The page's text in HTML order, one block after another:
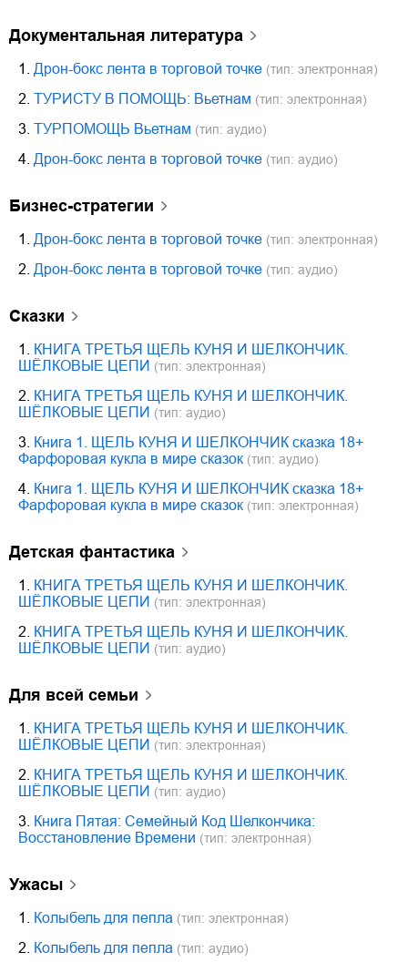
документальная литература
1. Дрон-бокс лента в торговой точке (тип: электронная)
2. ТУРИСТУ В ПОМОЩЬ: Вьетнам (тип: электронная)
3. ТУРПОМОЩЬ Вьетнам (тип: аудио)
4. Дрон-бокс лента в торговой точке (тип: аудио)
бизнес-стратегии
1. Дрон-бокс лента в торговой точке (тип: электронная)
2. Дрон-бокс лента в торговой точке (тип: аудио)
сказки
1.
КНИГА ТРЕТЬЯ ЩЕЛЬ КУНЯ И ШЕЛКОНЧИК.
ШЁЛКОВЫЕ ЦЕПИ (тип: электронная)
2.
КНИГА ТРЕТЬЯ ЩЕЛЬ КУНЯ И ШЕЛКОНЧИК.
ШЁЛКОВЫЕ ЦЕПИ (тип: аудио)
3. Книга 1. ЩЕЛЬ КУНЯ И ШЕЛКОНЧИК сказка 18+
Фарфоровая кукла в мире сказок (тип: аудио)
4. Книга 1. ЩЕЛЬ КУНЯ И ШЕЛКОНЧИК сказка 18+
Фарфоровая кукла в мире сказок (тип: электронная)
детская фантастика
1.
КНИГА ТРЕТЬЯ ЩЕЛЬ КУНЯ И ШЕЛКОНЧИК.
ШЁЛКОВЫЕ ЦЕПИ (тип: электронная)
2.
КНИГА ТРЕТЬЯ ЩЕЛЬ КУНЯ И ШЕЛКОНЧИК.
ШЁЛКОВЫЕ ЦЕПИ (тип: аудио)
для всей семьи
1.
КНИГА ТРЕТЬЯ ЩЕЛЬ КУНЯ И ШЕЛКОНЧИК.
ШЁЛКОВЫЕ ЦЕПИ (тип: электронная)
2.
КНИГА ТРЕТЬЯ ЩЕЛЬ КУНЯ И ШЕЛКОНЧИК.
ШЁЛКОВЫЕ ЦЕПИ (тип: аудио)
3. Книга Пятая: Семейный Код Шелкончика:
Восстановление Времени (тип: электронная)
ужасы
1. Колыбель для пепла (тип: электронная)
2. Колыбель для пепла (тип: аудио)